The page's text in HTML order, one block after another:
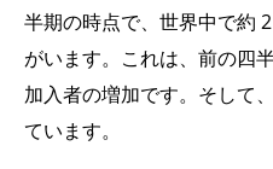
半期の時点で、世界中で約
がいます。これは、前の四
加入者の増加です。そして
ています。